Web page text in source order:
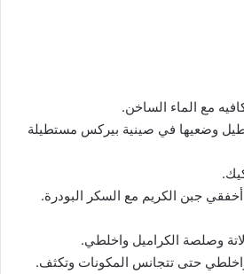
وضعيها في صينية بيركس مستطيلة